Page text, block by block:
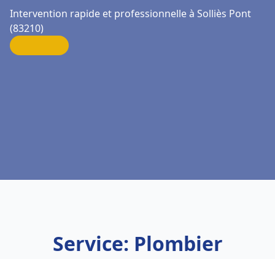
Intervention rapide et professionnelle à Solliès Pont
(83210)
Service: Plombier